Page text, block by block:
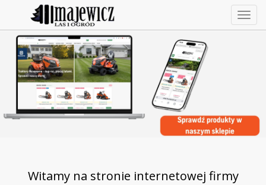
Witamy na stronie internetowej firmy